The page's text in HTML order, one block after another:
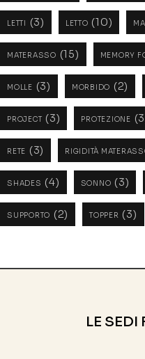
LETTI (3) LETTO (10)
MATERASSO (15) MEMORY
MOLLE (3) MORBIDO (2)
PROJECT (3) PROTEZIONE
RETE (3) RIGIDITÀ
SHADES (4) SONNO (3)
SUPPORTO (2) TOPPER (3)
LE SEDI